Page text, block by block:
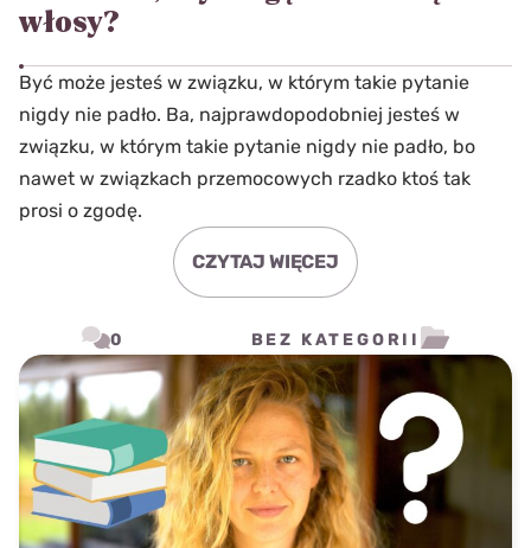
włosy?
Być może jesteś w związku, w którym takie pytanie
nigdy nie padło. Ba, najprawdopodobniej jesteś w
związku, w którym takie pytanie nigdy nie padło, bo
nawet w związkach przemocowych rzadko ktoś tak
prosi o zgodę.
CZYTAJ WIĘCEJ
0 BEZ KATEGORII